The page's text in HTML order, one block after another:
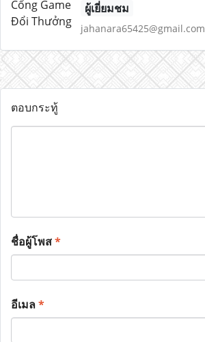
ผู้เยี่ยมชม
jahanara65425@gmail.com
ตอบกระทู้
ชื่อผู้โพส*
อีเมล*